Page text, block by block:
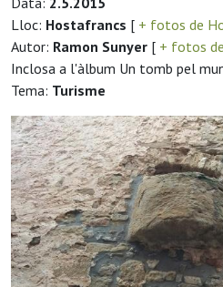
Lloc: Hostafrancs [ + fotos de
Autor: Ramon Sunyer [ + fotos
Inclosa a l'àlbum Un tomb pel
Tema: Turisme